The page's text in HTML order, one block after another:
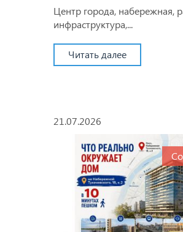
Центр города, набережная,
инфраструктура,...
Читать далее
21.07.2026